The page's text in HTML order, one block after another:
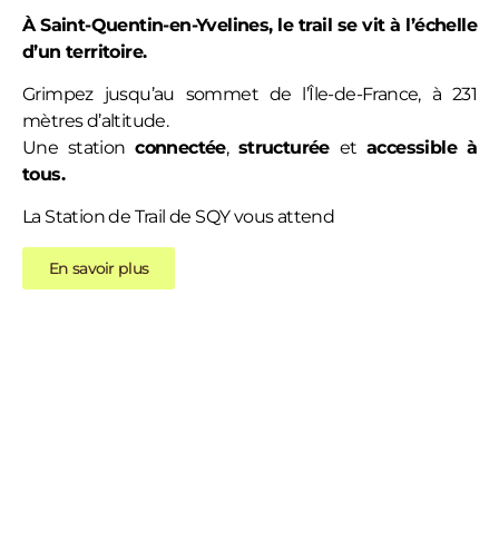
À Saint-Quentin-en-Yvelines, le trail se vit à l’échelle
d’un territoire.
Grimpez jusqu’au sommet de l’Île-de-France, à 231
mètres d’altitude.
Une stationconnectée, structuréeet accessible à
tous.
La Station de Trail de SQY vous attend
En savoir plus